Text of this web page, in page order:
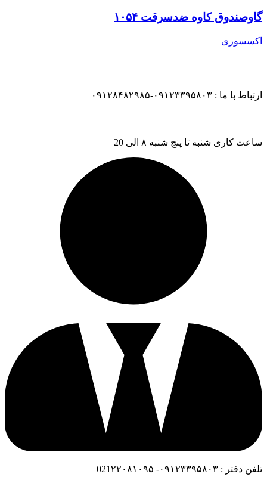
گاوصندوق کاوه ضدسرقت ۱۰۵۴
اکسسوری
ارتباط با ما : ۰۹۱۲۳۳۹۵۸۰۳-۰۹۱۲۸۴۸۲۹۸۵
ساعت کاری شنبه تا پنج شنبه ۸ الی 20
تلفن دفتر : ۰۹۱۲۳۳۹۵۸۰۳- 021۲۲۰۸۱۰۹۵